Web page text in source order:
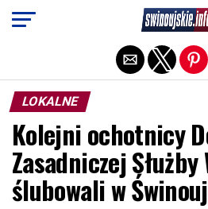
LOKALNE
Kolejni ochotnicy
Zasadniczej
ślubowali w
Exit mobile